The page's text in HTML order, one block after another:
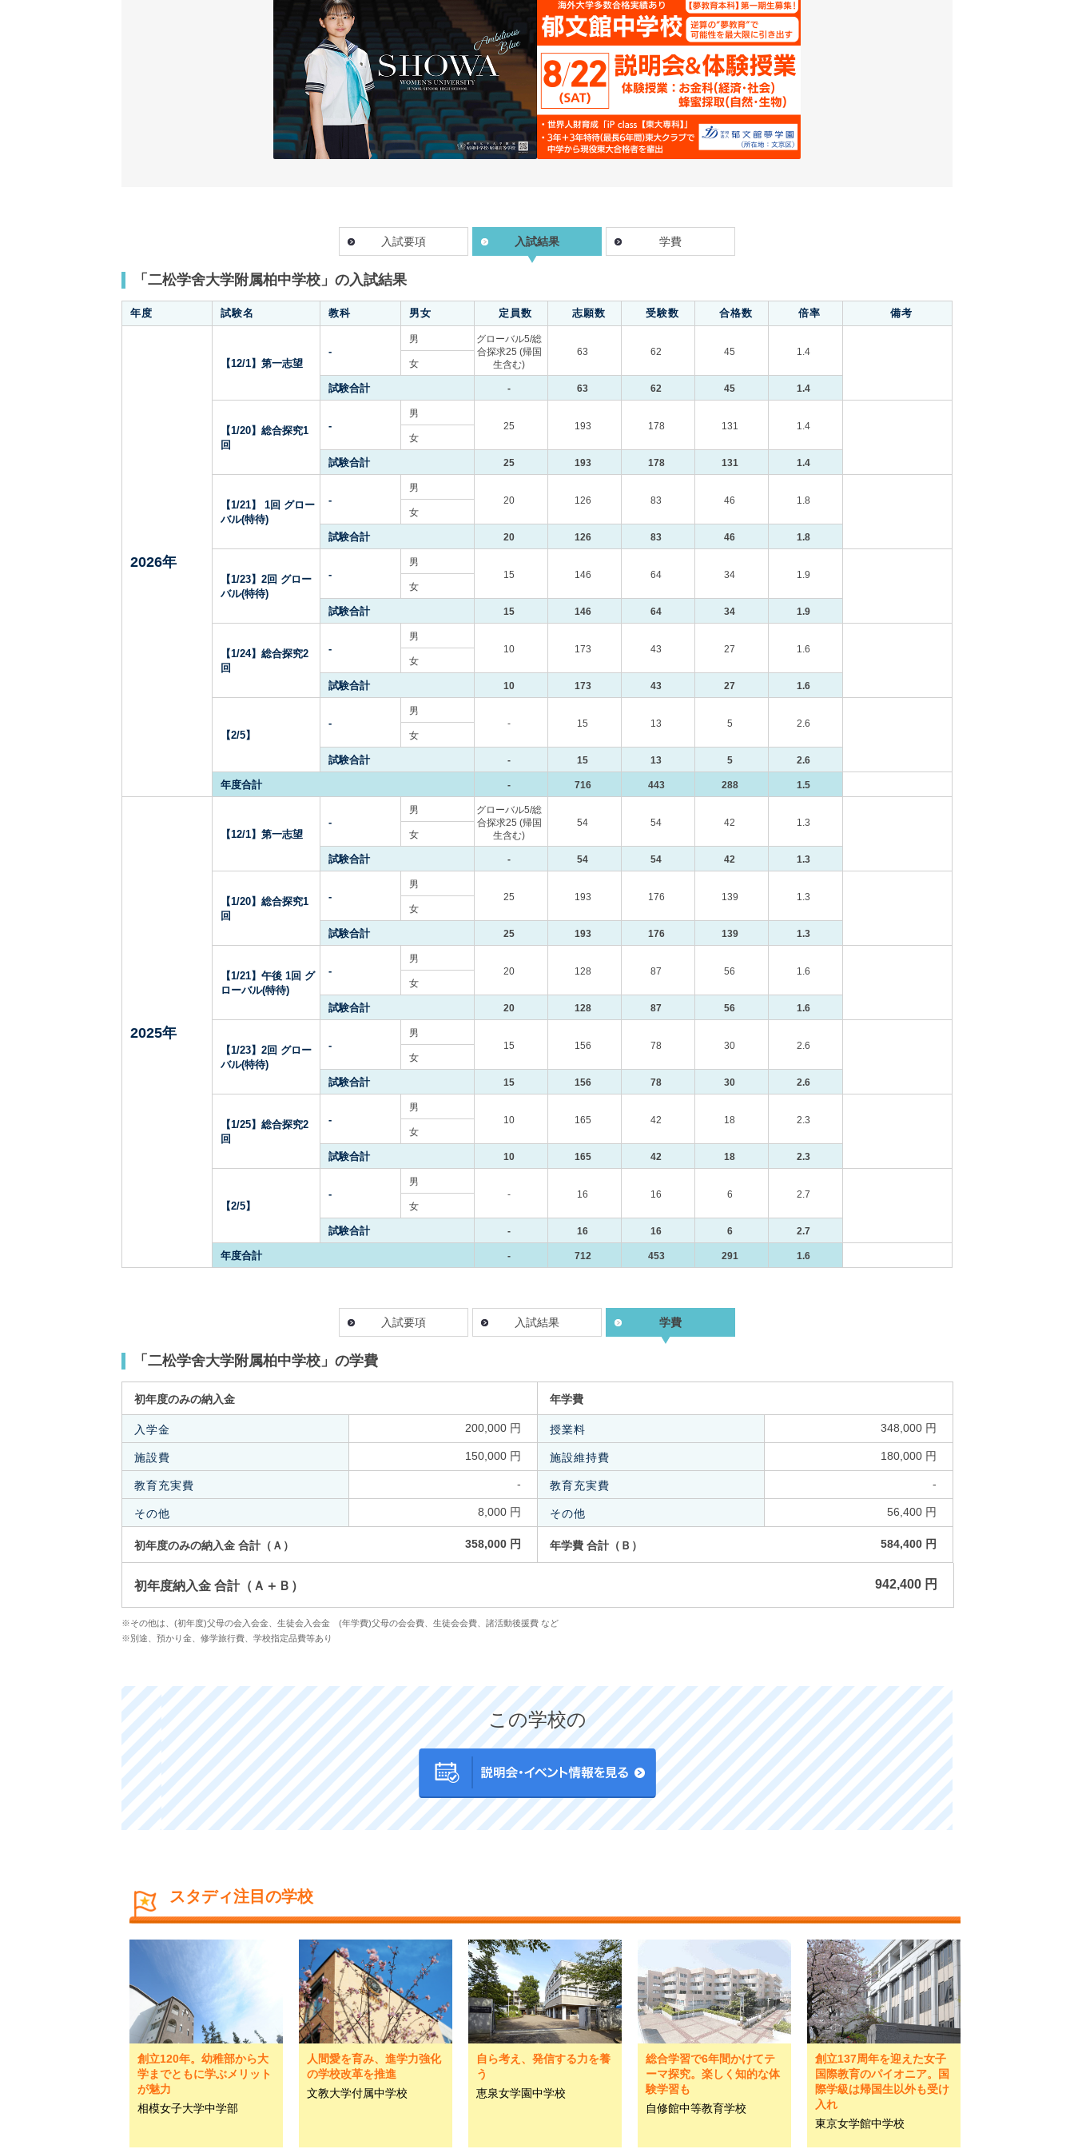
入試要項 入試結果 学費
「二松学舍大学附属柏中学校」の入試結果
年度 試験名 教科 男女 定員数 志願数 受験数 合格数 倍率 備考
2026年
【12/1】第一志望
-
男
グローバル5/総
合探求25 (帰国
生含む)
63 62 45
1.4
女
試験合計 - 63 62 45 1.4
【1/20】総合探究1
回
-
男
25
193 178 131
1.4
女
試験合計 25 193 178 131 1.4
【1/21】 1回 グロー
バル(特待)
-
男
20
126 83 46
1.8
女
試験合計 20 126 83 46 1.8
【1/23】2回 グロー
バル(特待)
-
男
15
146 64 34
1.9
女
試験合計 15 146 64 34 1.9
【1/24】総合探究2
回
-
男
10
173 43 27
1.6
女
試験合計 10 173 43 27 1.6
【2/5】
-
男
-
15 13 5
2.6
女
試験合計 - 15 13 5 2.6
年度合計 - 716 443 288 1.5
2025年
【12/1】第一志望
-
男
グローバル5/総
合探求25 (帰国
生含む)
54 54 42
1.3
女
試験合計 - 54 54 42 1.3
【1/20】総合探究1
回
-
男
25
193 176 139
1.3
女
試験合計 25 193 176 139 1.3
【1/21】午後 1回 グ
ローバル(特待)
-
男
20
128 87 56
1.6
女
試験合計 20 128 87 56 1.6
【1/23】2回 グロー
バル(特待)
-
男
15
156 78 30
2.6
女
試験合計 15 156 78 30 2.6
【1/25】総合探究2
回
-
男
10
165 42 18
2.3
女
試験合計 10 165 42 18 2.3
【2/5】
-
男
-
16 16 6
2.7
女
試験合計 - 16 16 6 2.7
年度合計 - 712 453 291 1.6
入試要項 入試結果 学費
「二松学舍大学附属柏中学校」の学費
初年度のみの納入金
入学金 200,000 円
施設費 150,000 円
教育充実費 -
その他 8,000 円
初年度のみの納入金 合計（Ａ） 358,000 円
年学費
授業料 348,000 円
施設維持費 180,000 円
教育充実費 -
その他 56,400 円
年学費 合計（Ｂ） 584,400 円
初年度納入金 合計（Ａ＋Ｂ） 942,400 円
※その他は、(初年度)父母の会入会金、生徒会入会金 (年学費)父母の会会費、生徒会会費、諸活動後援費 など
※別途、預かり金、修学旅行費、学校指定品費等あり
この学校の
スタディ注目の学校
創立120年。幼稚部から大
学までともに学ぶメリット
が魅力
相模女子大学中学部
人間愛を育み、進学力強化
の学校改革を推進
文教大学付属中学校
自ら考え、発信する力を養
う
恵泉女学園中学校
総合学習で6年間かけてテ
ーマ探究。楽しく知的な体
験学習も
自修館中等教育学校
創立137周年を迎えた女子
国際教育のパイオニア。国
際学級は帰国生以外も受け
入れ
東京女学館中学校